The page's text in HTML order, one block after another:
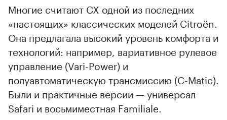
Многие считают CX одной из последних
«настоящих» классических моделей Citroën.
Она предлагала высокий уровень комфорта и
технологий: например, вариативное рулевое
управление (Vari-Power) и
полуавтоматическую трансмиссию (C-Matic).
Были и практичные версии — универсал
Safari и восьмиместная Familiale.